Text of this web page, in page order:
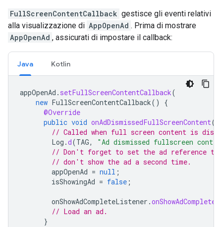
FullScreenContentCallback gestisce gli eventi relativi
alla visualizzazione di AppOpenAd . Prima di mostrare
AppOpenAd , assicurati di impostare il callback:
Java Kotlin
appOpenAd . setFullScreenContentCallback(
new FullScreenContentCallback()
{
@Override
public void onAdDismissedFullScreenContent()
// Called when full screen content is
Log .d(TAG,
"Ad dismissed fullscreen
// Don't forget to set the ad reference to
// don't show the ad a second time.
appOpenAd = null ;
isShowingAd = false ;
onShowAdCompleteListener .onShowAdComplete
// Load an ad.
}